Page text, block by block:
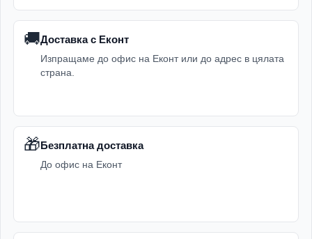
🚚Доставка с Еконт
Изпращаме до офис на Еконт или до адрес в цялата
страна.
🎁Безплатна доставка
До офис на Еконт